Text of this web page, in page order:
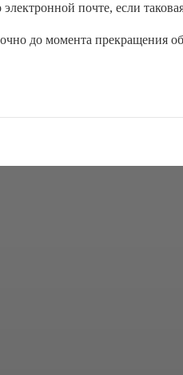
почте, если
до момента